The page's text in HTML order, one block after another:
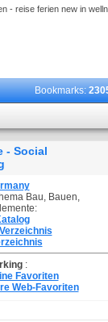
- reise ferien new in
Bookmarks:
- Social
Bau, Bauen,
:
Favoriten
Web-Favoriten